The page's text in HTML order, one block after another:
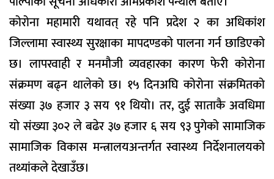
कोरोना महामारी यथावत् रहे पनि प्रदेश २ का अधिकांश
जिल्लामा स्वास्थ्य सुरक्षाका मापदण्डको पालना गर्न छाडिएको
छ। लापरवाही र मनमौजी व्यवहारका कारण फेरी कोरोना
संक्रमण बढ्न थालेको छ। १५ दिनअघि कोरोना संक्रमितको
संख्या ३७ हजार ३ सय ९१ थियो। तर, दुई साताकै अवधिमा
यो संख्या ३०२ ले बढेर ३७ हजार ६ सय ९३ पुगेको सामाजिक
सामाजिक विकास मन्त्रालयअन्तर्गत स्वास्थ्य निर्देशनालयको
तथ्यांकले देखाउँछ।